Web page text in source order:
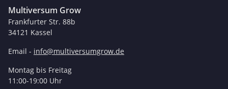
Multiversum Grow
Frankfurter Str. 88b
34121 Kassel
Email - info@multiversumgrow.de
Montag bis Freitag
11:00-19:00 Uhr